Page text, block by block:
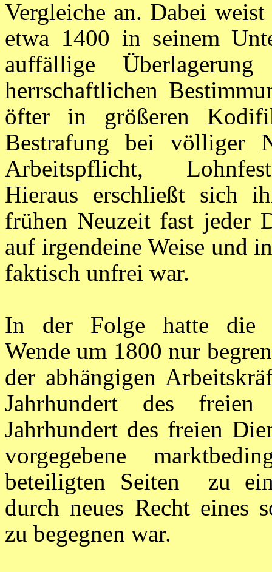
Vergleiche an. Dabei
etwa 1400 in seinem
auffällige
herrschaftlichen
öfter in größeren
Bestrafung bei völliger
Arbeitspflicht,
Hieraus erschließt sich
frühen Neuzeit fast jeder
auf irgendeine Weise und
faktisch unfrei war.
In der Folge hatte die
Wende um 1800 nur
der abhängigen
Jahrhundert des
Jahrhundert des freien
vorgegebene
beteiligten Seiten
zu
durch neues Recht eines
zu begegnen war.